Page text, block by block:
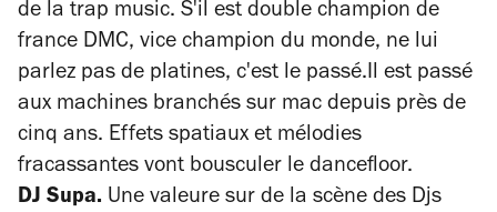
de la trap music. S'il est double champion de
france DMC, vice champion du monde, ne lui
parlez pas de platines, c'est le passé.Il est passé
aux machines branchés sur mac depuis près de
cinq ans. Effets spatiaux et mélodies
fracassantes vont bousculer le dancefloor.
DJ Supa. Une valeure sur de la scène des Djs